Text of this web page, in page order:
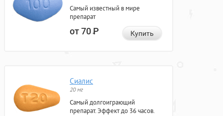
Самый известный в мире
препарат
от 70Р Купить
Сиалис
20 мг
Самый долгоиграющий
препарат. Эффект до 36 часов.